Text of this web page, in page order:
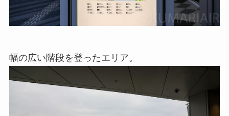
幅の広い階段を登ったエリア。